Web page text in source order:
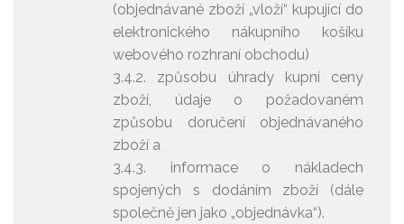
(objednávané zboží „vloží“ kupující do
elektronického nákupního košíku
webového rozhraní obchodu)
3.4.2. způsobu úhrady kupní ceny
zboží, údaje o požadovaném
způsobu doručení objednávaného
zboží a
3.4.3. informace o nákladech
spojených s dodáním zboží (dále
společně jen jako „objednávka“).